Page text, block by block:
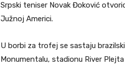
Srpski teniser Novak Đoković
Južnoj Americi.
U borbi za trofej se sastaju
Monumentalu, stadionu River